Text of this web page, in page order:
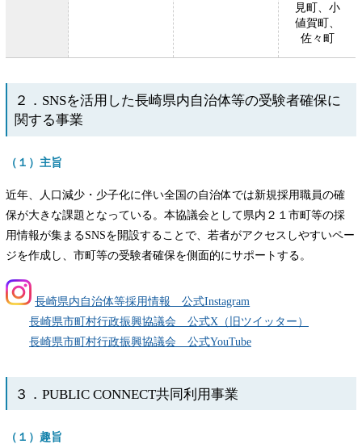
見町、小
値賀町、
佐々町
２．SNSを活用した長崎県内自治体等の受験者確保に
関する事業
（１）主旨
近年、人口減少・少子化に伴い全国の自治体では新規採用職員の確
保が大きな課題となっている。本協議会として県内２１市町等の採
用情報が集まるSNSを開設することで、若者がアクセスしやすいペー
ジを作成し、市町等の受験者確保を側面的にサポートする。
長崎県内自治体等採用情報 公式Instagram
長崎県市町村行政振興協議会 公式X（旧ツイッター）
長崎県市町村行政振興協議会 公式YouTube
３．PUBLIC CONNECT共同利用事業
（１）趣旨